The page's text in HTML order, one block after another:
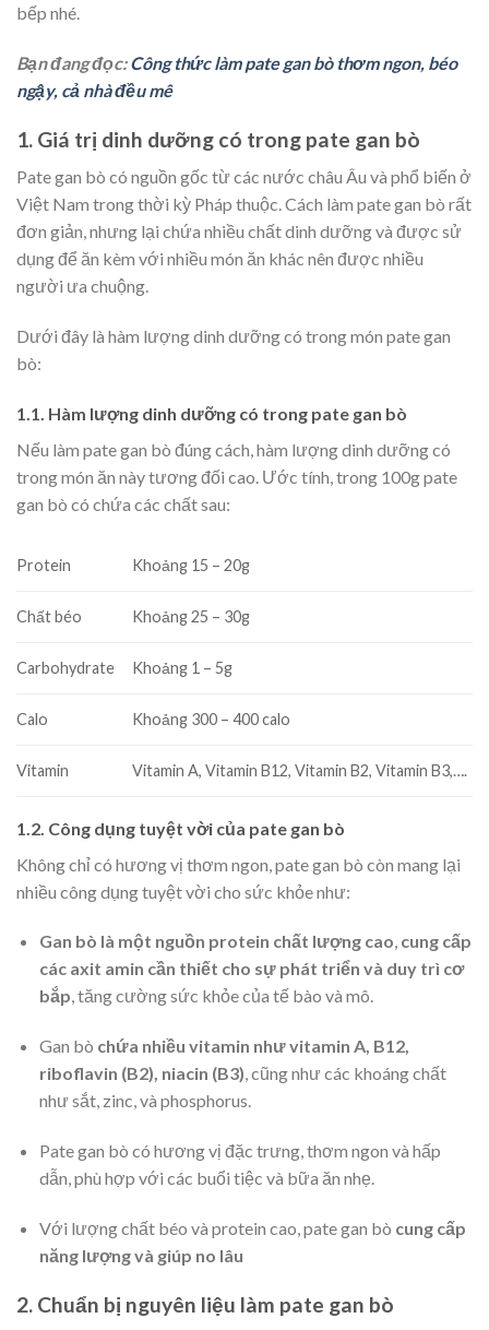
bếp nhé.
Bạn đang đọc:Công thức làm pate gan bò thơm ngon, béo
ngậy, cả nhà đều mê
1. Giá trị dinh dưỡng có trong pate gan bò
Pate gan bò có nguồn gốc từ các nước châu Âu và phổ biến ở
Việt Nam trong thời kỳ Pháp thuộc. Cách làm pate gan bò rất
đơn giản, nhưng lại chứa nhiều chất dinh dưỡng và được sử
dụng để ăn kèm với nhiều món ăn khác nên được nhiều
người ưa chuộng.
Dưới đây là hàm lượng dinh dưỡng có trong món pate gan
bò:
1.1. Hàm lượng dinh dưỡng có trong pate gan bò
Nếu làm pate gan bò đúng cách, hàm lượng dinh dưỡng có
trong món ăn này tương đối cao. Ước tính, trong 100g pate
gan bò có chứa các chất sau:
Protein Khoảng 15 – 20g
Chất béo Khoảng 25 – 30g
Carbohydrate Khoảng 1 – 5g
Calo Khoảng 300 – 400 calo
Vitamin Vitamin A, Vitamin B12, Vitamin B2, Vitamin B3,….
1.2. Công dụng tuyệt vời của pate gan bò
Không chỉ có hương vị thơm ngon, pate gan bò còn mang lại
nhiều công dụng tuyệt vời cho sức khỏe như:
Gan bò là một nguồn protein chất lượng cao,cung cấp
các axit amin cần thiết cho sự phát triển và duy trì cơ
bắp, tăng cường sức khỏe của tế bào và mô.
Gan bò chứa nhiều vitamin như vitamin A, B12,
riboflavin (B2), niacin (B3), cũng như các khoáng chất
như sắt, zinc, và phosphorus.
Pate gan bò có hương vị đặc trưng, thơm ngon và hấp
dẫn, phù hợp với các buổi tiệc và bữa ăn nhẹ.
Với lượng chất béo và protein cao, pate gan bò cung cấp
năng lượng và giúp no lâu
2. Chuẩn bị nguyên liệu làm pate gan bò